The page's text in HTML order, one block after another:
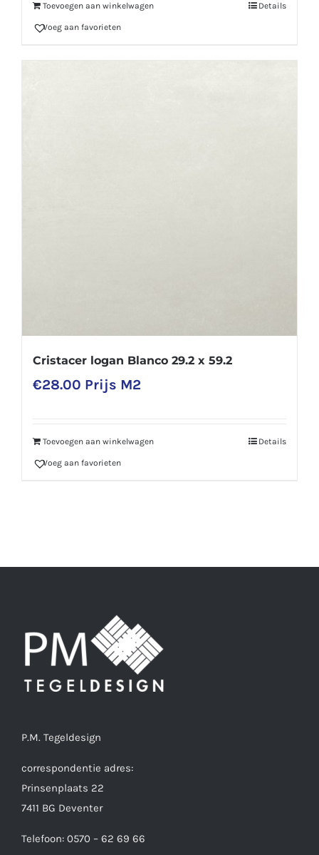
Toevoegen aan winkelwagen Details
Voeg aan favorieten
Cristacer logan Blanco 29.2 x 59.2
€28.00 Prijs M2
Toevoegen aan winkelwagen Details
Voeg aan favorieten
P.M. Tegeldesign
correspondentie adres:
Prinsenplaats 22
7411 BG Deventer
Telefoon: 0570 – 62 69 66